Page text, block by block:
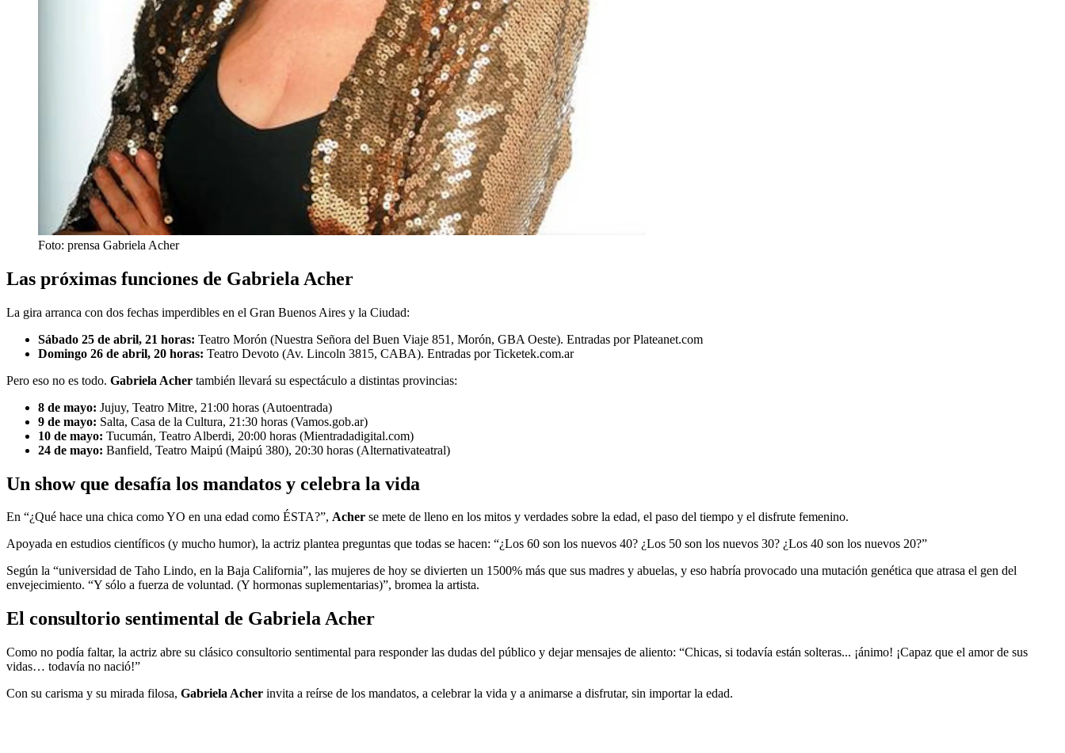
Foto: prensa Gabriela Acher
Las próximas funciones de Gabriela Acher
La gira arranca con dos fechas imperdibles en el Gran Buenos Aires y la Ciudad:
Sábado 25 de abril, 21 horas: Teatro Morón (Nuestra Señora del Buen Viaje 851, Morón, GBA Oeste). Entradas por Plateanet.com
Domingo 26 de abril, 20 horas: Teatro Devoto (Av. Lincoln 3815, CABA). Entradas por Ticketek.com.ar
Pero eso no es todo. Gabriela Acher también llevará su espectáculo a distintas provincias:
8 de mayo: Jujuy, Teatro Mitre, 21:00 horas (Autoentrada)
9 de mayo: Salta, Casa de la Cultura, 21:30 horas (Vamos.gob.ar)
10 de mayo: Tucumán, Teatro Alberdi, 20:00 horas (Mientradadigital.com)
24 de mayo: Banfield, Teatro Maipú (Maipú 380), 20:30 horas (Alternativateatral)
Un show que desafía los mandatos y celebra la vida
En “¿Qué hace una chica como YO en una edad como ÉSTA?”, Acher se mete de lleno en los mitos y verdades sobre la edad, el paso del tiempo y el disfrute femenino.
Apoyada en estudios científicos (y mucho humor), la actriz plantea preguntas que todas se hacen: “¿Los 60 son los nuevos 40? ¿Los 50 son los nuevos 30? ¿Los 40 son los nuevos 20?”
Según la “universidad de Taho Lindo, en la Baja California”, las mujeres de hoy se divierten un 1500% más que sus madres y abuelas, y eso habría provocado una mutación genética que atrasa el gen del
envejecimiento. “Y sólo a fuerza de voluntad. (Y hormonas suplementarias)”, bromea la artista.
El consultorio sentimental de Gabriela Acher
Como no podía faltar, la actriz abre su clásico consultorio sentimental para responder las dudas del público y dejar mensajes de aliento: “Chicas, si todavía están solteras... ¡ánimo! ¡Capaz que el amor de sus
vidas… todavía no nació!”
Con su carisma y su mirada filosa, Gabriela Acher invita a reírse de los mandatos, a celebrar la vida y a animarse a disfrutar, sin importar la edad.